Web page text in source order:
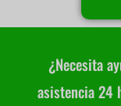
¿Necesita
asistencia 24